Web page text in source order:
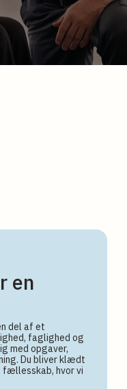
en
del af et
faglighed og
med opgaver,
Du bliver klædt
hvor vi